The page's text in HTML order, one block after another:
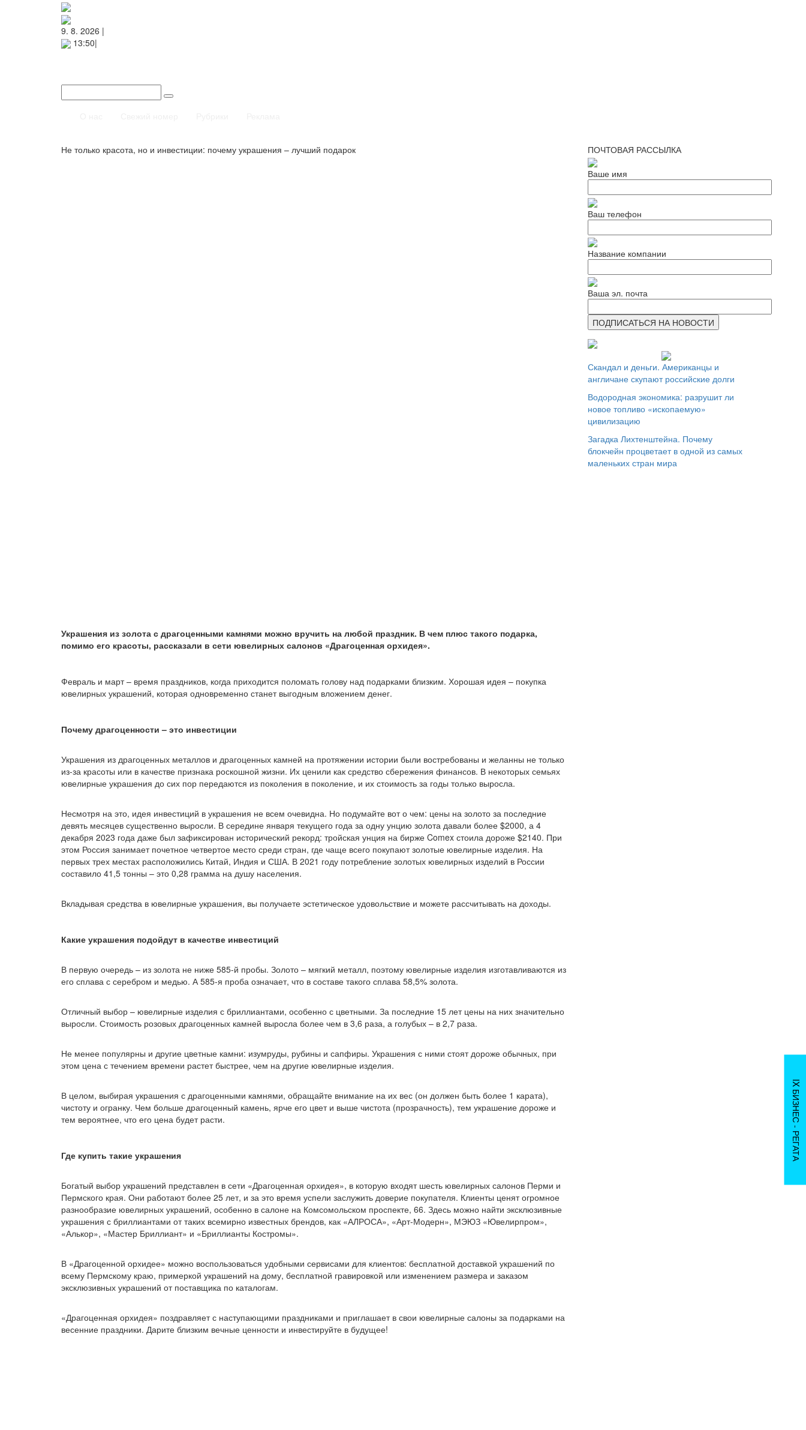
9. 8. 2026 |
13:50|
Не только красота, но и инвестиции: почему украшения – лучший подарок
Украшения из золота с драгоценными камнями можно вручить на любой праздник. В чем плюс такого подарка,
помимо его красоты, рассказали в сети ювелирных салонов «Драгоценная орхидея».
Февраль и март – время праздников, когда приходится поломать голову над подарками близким. Хорошая идея – покупка
ювелирных украшений, которая одновременно станет выгодным вложением денег.
Почему драгоценности – это инвестиции
Украшения из драгоценных металлов и драгоценных камней на протяжении истории были востребованы и желанны не только
из-за красоты или в качестве признака роскошной жизни. Их ценили как средство сбережения финансов. В некоторых семьях
ювелирные украшения до сих пор передаются из поколения в поколение, и их стоимость за годы только выросла.
Несмотря на это, идея инвестиций в украшения не всем очевидна. Но подумайте вот о чем: цены на золото за последние
девять месяцев существенно выросли. В середине января текущего года за одну унцию золота давали более $2000, а 4
декабря 2023 года даже был зафиксирован исторический рекорд: тройская унция на бирже Comex стоила дороже $2140. При
этом Россия занимает почетное четвертое место среди стран, где чаще всего покупают золотые ювелирные изделия. На
первых трех местах расположились Китай, Индия и США. В 2021 году потребление золотых ювелирных изделий в России
составило 41,5 тонны – это 0,28 грамма на душу населения.
Вкладывая средства в ювелирные украшения, вы получаете эстетическое удовольствие и можете рассчитывать на доходы.
Какие украшения подойдут в качестве инвестиций
В первую очередь – из золота не ниже 585-й пробы. Золото – мягкий металл, поэтому ювелирные изделия изготавливаются из
его сплава с серебром и медью. А 585-я проба означает, что в составе такого сплава 58,5% золота.
Отличный выбор – ювелирные изделия с бриллиантами, особенно с цветными. За последние 15 лет цены на них значительно
выросли. Стоимость розовых драгоценных камней выросла более чем в 3,6 раза, а голубых – в 2,7 раза.
Не менее популярны и другие цветные камни: изумруды, рубины и сапфиры. Украшения с ними стоят дороже обычных, при
этом цена с течением времени растет быстрее, чем на другие ювелирные изделия.
В целом, выбирая украшения с драгоценными камнями, обращайте внимание на их вес (он должен быть более 1 карата),
чистоту и огранку. Чем больше драгоценный камень, ярче его цвет и выше чистота (прозрачность), тем украшение дороже и
тем вероятнее, что его цена будет расти.
Где купить такие украшения
Богатый выбор украшений представлен в сети «Драгоценная орхидея», в которую входят шесть ювелирных салонов Перми и
Пермского края. Они работают более 25 лет, и за это время успели заслужить доверие покупателя. Клиенты ценят огромное
разнообразие ювелирных украшений, особенно в салоне на Комсомольском проспекте, 66. Здесь можно найти эксклюзивные
украшения с бриллиантами от таких всемирно известных брендов, как «АЛРОСА», «Арт-Модерн», МЭЮЗ «Ювелирпром»,
«Алькор», «Мастер Бриллиант» и «Бриллианты Костромы».
В «Драгоценной орхидее» можно воспользоваться удобными сервисами для клиентов: бесплатной доставкой украшений по
всему Пермскому краю, примеркой украшений на дому, бесплатной гравировкой или изменением размера и заказом
эксклюзивных украшений от поставщика по каталогам.
«Драгоценная орхидея» поздравляет с наступающими праздниками и приглашает в свои ювелирные салоны за подарками на
весенние праздники. Дарите близким вечные ценности и инвестируйте в будущее!
ПОЧТОВАЯ РАССЫЛКА
Ваше имя
Ваш телефон
Название компании
Ваша эл. почта
Скандал и деньги. Американцы и
англичане скупают российские долги
Водородная экономика: разрушит ли
новое топливо «ископаемую»
цивилизацию
Загадка Лихтенштейна. Почему
блокчейн процветает в одной из самых
маленьких стран мира
IX БИЗНЕС - РЕГАТА